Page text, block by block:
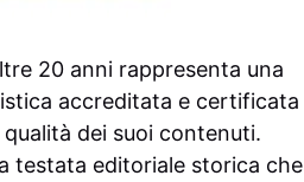
20 anni rappresenta una
accreditata e certificata
qualità dei suoi contenuti.
testata editoriale storica che